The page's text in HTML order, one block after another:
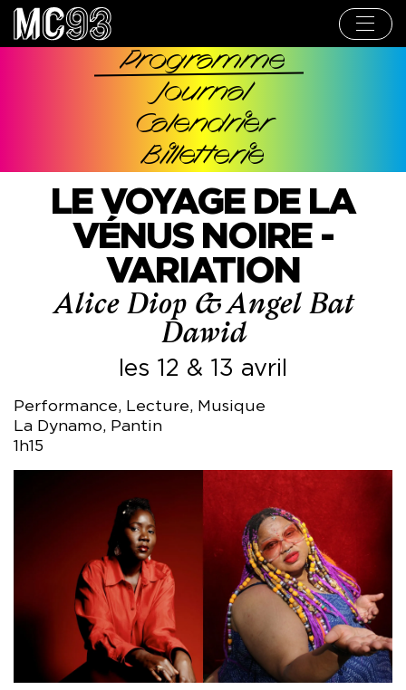
Aller
contenu
Navigation
Programme
Journal
Calendrier
Billetterie
Performance, Lecture, Musique
LE VOYAGE DE LA
VÉNUS NOIRE -
VARIATION
Alice Diop & Angel Bat
Dawid
les 12 & 13 avril
La Dynamo, Pantin
1h15